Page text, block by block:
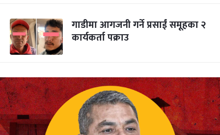
गाडीमा आगजनी गर्ने प्रसाईं समूहका २
कार्यकर्ता पक्राउ